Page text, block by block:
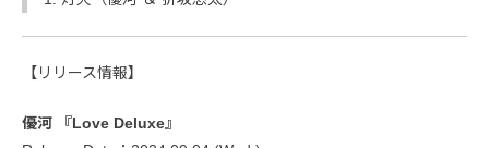
【リリース情報】
優河 『Love Deluxe』